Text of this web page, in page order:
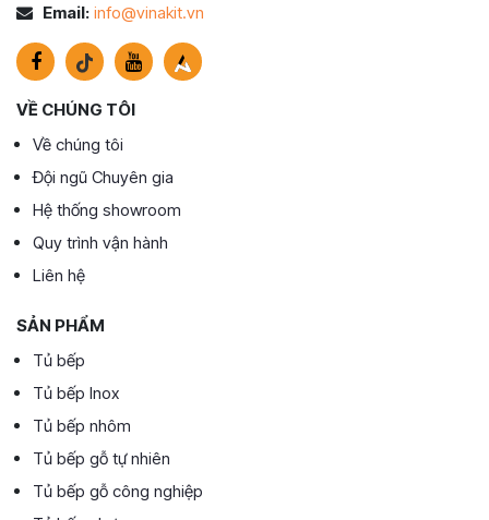
Email: info@vinakit.vn
VỀ CHÚNG TÔI
Về chúng tôi
Đội ngũ Chuyên gia
Hệ thống showroom
Quy trình vận hành
Liên hệ
SẢN PHẨM
Tủ bếp
Tủ bếp Inox
Tủ bếp nhôm
Tủ bếp gỗ tự nhiên
Tủ bếp gỗ công nghiệp